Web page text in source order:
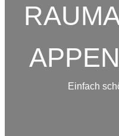
Einfach